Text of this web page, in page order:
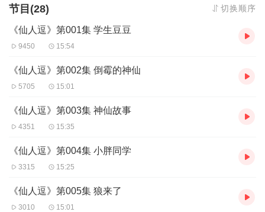
的事呢？
关键词：搞笑·神话
【作者/主播】
作者：小諾
【购买须知】
1、本作品为付费有声书，0.2元集，订阅成功后，即可收听单集，
2、本作品为虚拟内容服务，订阅成功后概不退款，请您理解。
3、版权归原作者所有，严禁翻录成任何形式，严禁在任何第三方平
台传播，违者将追究其法律责任。
stxmly】或搜索【喜马拉雅付费精品】来随时咨询问题，也可以拨打
客服电话：0514-82395811
节目(28) 切换顺序
《仙人逗》第001集 学生豆豆
9450 15:54
《仙人逗》第002集 倒霉的神仙
5705 15:01
《仙人逗》第003集 神仙故事
4351 15:35
《仙人逗》第004集 小胖同学
3315 15:25
《仙人逗》第005集 狼来了
3010 15:01